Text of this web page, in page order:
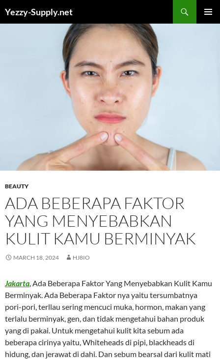
Yezzy-Supply.net
BEAUTY
ADA BEBERAPA FAKTOR
YANG MENYEBABKAN
KULIT KAMU BERMINYAK
MARCH 18, 2024 HJ8IO
Jakarta , Ada Beberapa Faktor Yang Menyebabkan Kulit Kamu
Berminyak. Ada Beberapa Faktor nya yaitu tersumbatnya
pori-pori, terllau sering mencuci muka, hormon, makan yang
terlalu berminyak, gen, dan tidak mengetahui bahan produk
yang di pakai. Untuk mengetahui kulit kita sebum ada
beberapa cirinya yaitu, Whiteheads di pipi, blackheads di
hidung, dan jerawat di dahi. Dan sebum bearsal dari kulit mati